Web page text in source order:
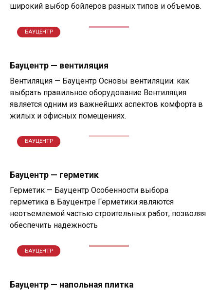
широкий выбор бойлеров разных типов и объемов.
БАУЦЕНТР
Бауцентр — вентиляция
Вентиляция — Бауцентр Основы вентиляции: как
выбрать правильное оборудование Вентиляция
является одним из важнейших аспектов комфорта в
жилых и офисных помещениях.
БАУЦЕНТР
Бауцентр — герметик
Герметик — Бауцентр Особенности выбора
герметика в Бауцентре Герметики являются
неотъемлемой частью строительных работ, позволяя
обеспечить надежность
БАУЦЕНТР
Бауцентр — напольная плитка